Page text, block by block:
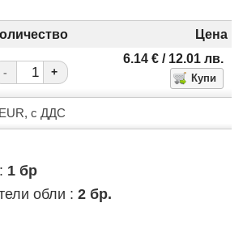
Цена
- +
6.14 €/ 12.01 лв.
с ДДС
1 бр
обли : 2 бр.